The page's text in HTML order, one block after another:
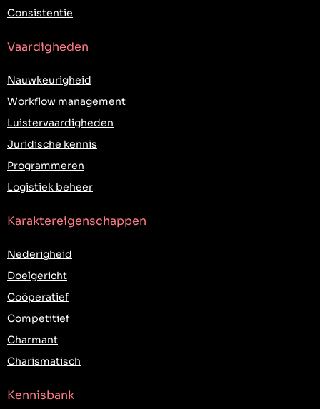
Consistentie
Vaardigheden
Nauwkeurigheid
Workflow management
Luistervaardigheden
Juridische kennis
Programmeren
Logistiek beheer
Karaktereigenschappen
Nederigheid
Doelgericht
Coöperatief
Competitief
Charmant
Charismatisch
Kennisbank